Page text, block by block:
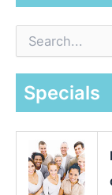
a
Specials